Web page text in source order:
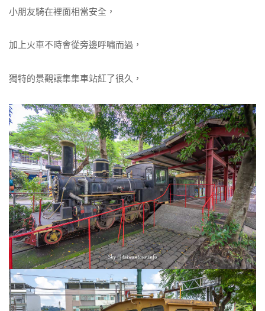
小朋友騎在裡面相當安全，
加上火車不時會從旁邊呼嘯而過，
獨特的景觀讓集集車站紅了很久，